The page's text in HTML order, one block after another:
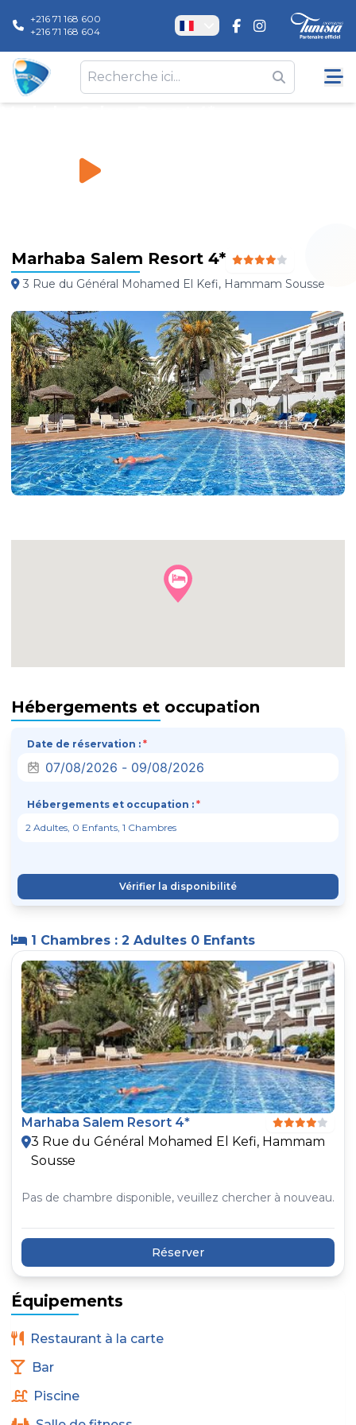
+216 71 168 600
+216 71 168 604
Marhaba Salem Resort 4*
3 Rue du Général Mohamed El Kefi, Hammam Sousse
photos
Hébergements et occupation
Date de réservation : *
Hébergements et occupation : *
Vérifier la disponibilité
1 Chambres : 2 Adultes 0 Enfants
Marhaba Salem Resort 4*
3 Rue du Général Mohamed El Kefi, Hammam
Sousse
Pas de chambre disponible, veuillez chercher à nouveau.
Réserver
Équipements
Restaurant à la carte
Bar
Piscine